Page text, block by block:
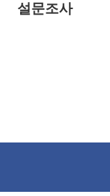
설문조사